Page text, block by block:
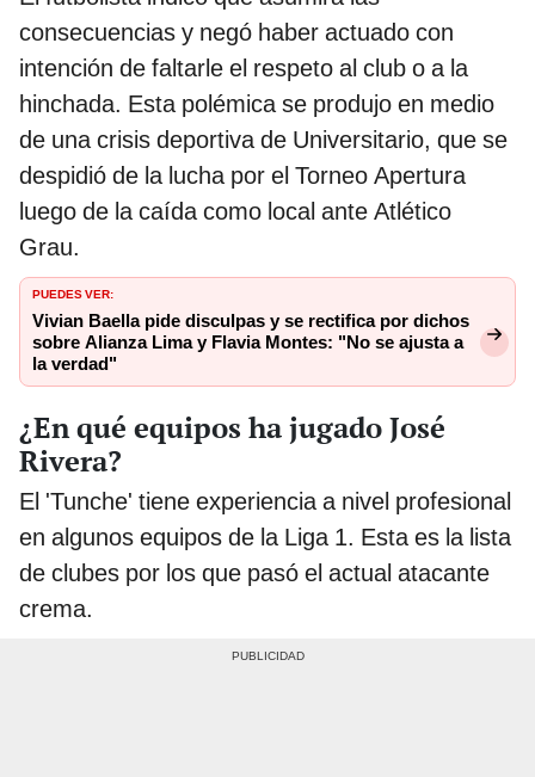
consecuencias y negó haber actuado con
intención de faltarle el respeto al club o a la
hinchada. Esta polémica se produjo en medio
de una crisis deportiva de Universitario, que se
despidió de la lucha por el Torneo Apertura
luego de la caída como local ante Atlético
Grau.
PUEDES VER:
Vivian Baella pide disculpas y se rectifica por dichos
sobre Alianza Lima y Flavia Montes: "No se ajusta a
la verdad"
¿En qué equipos ha jugado José
Rivera?
El 'Tunche' tiene experiencia a nivel profesional
en algunos equipos de la Liga 1. Esta es la lista
de clubes por los que pasó el actual atacante
crema.